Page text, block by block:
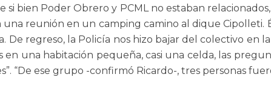
bien Poder Obrero y PCML no estaban
reunión en un camping camino al dique Cipolleti.
De regreso, la Policía nos hizo bajar del colectivo en
una habitación pequeña, casi una celda, las
“De ese grupo -confirmó Ricardo-, tres personas